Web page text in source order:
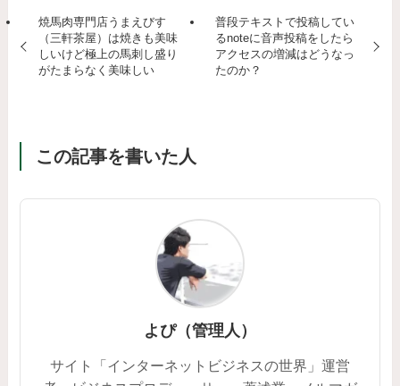
焼馬肉専門店うまえびす
（三軒茶屋）は焼きも美味
しいけど極上の馬刺し盛り
がたまらなく美味しい
普段テキストで投稿してい
るnoteに音声投稿をしたら
アクセスの増減はどうなっ
たのか？
この記事を書いた人
よぴ（管理人）
サイト「インターネットビジネスの世界」運営